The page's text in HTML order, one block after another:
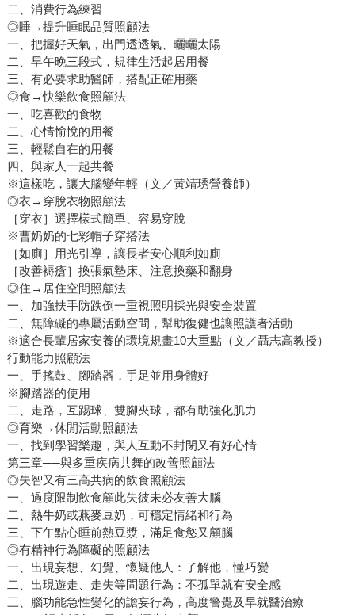
二、消費行為練習
◎睡→提升睡眠品質照顧法
一、把握好天氣，出門透透氣、曬曬太陽
二、早午晚三段式，規律生活起居用餐
三、有必要求助醫師，搭配正確用藥
◎食→快樂飲食照顧法
一、吃喜歡的食物
二、心情愉悅的用餐
三、輕鬆自在的用餐
四、與家人一起共餐
※這樣吃，讓大腦變年輕（文／黃靖琇營養師）
◎衣→穿脫衣物照顧法
［穿衣］選擇樣式簡單、容易穿脫
※曹奶奶的七彩帽子穿搭法
［如廁］用光引導，讓長者安心順利如廁
［改善褥瘡］換張氣墊床、注意換藥和翻身
◎住→居住空間照顧法
一、加強扶手防跌倒一重視照明採光與安全裝置
二、無障礙的專屬活動空間，幫助復健也讓照護者活動
※適合長輩居家安養的環境規畫10大重點（文／聶志高教授）
行動能力照顧法
一、手搖鼓、腳踏器，手足並用身體好
※腳踏器的使用
二、走路，互踢球、雙腳夾球，都有助強化肌力
◎育樂→休閒活動照顧法
一、找到學習樂趣，與人互動不封閉又有好心情
第三章──與多重疾病共舞的改善照顧法
◎失智又有三高共病的飲食照顧法
一、過度限制飲食顧此失彼未必友善大腦
二、熱牛奶或燕麥豆奶，可穩定情緒和行為
三、下午點心睡前熱豆漿，滿足食慾又顧腦
◎有精神行為障礙的照顧法
一、出現妄想、幻覺、懷疑他人：了解他，懂巧變
二、出現遊走、走失等問題行為：不孤單就有安全感
三、腦功能急性變化的譫妄行為，高度警覺及早就醫治療